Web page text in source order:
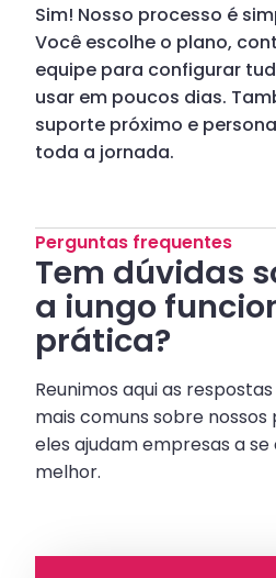
Perguntas frequentes
Tem dúvidas
a iungo
prática?
Reunimos aqui as
mais comuns sobre
eles ajudam empresas a
melhor.
Sim! Nosso processo é
Você escolhe o plano,
equipe para configurar
usar em poucos dias.
suporte próximo e
toda a jornada.